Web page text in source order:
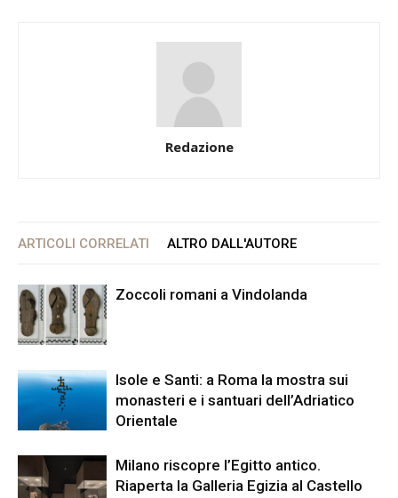
Redazione
ARTICOLI CORRELATI ALTRO DALL'AUTORE
Zoccoli romani a Vindolanda
Isole e Santi: a Roma la mostra sui
monasteri e i santuari dell’Adriatico
Orientale
Milano riscopre l’Egitto antico.
Riaperta la Galleria Egizia al Castello